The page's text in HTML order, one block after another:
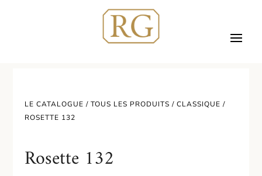
LE CATALOGUE /TOUS LES PRODUITS /CLASSIQUE /
ROSETTE 132
Rosette 132